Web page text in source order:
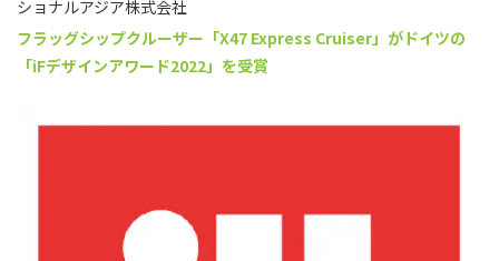
ショナルアジア株式会社
フラッグシップクルーザー「X47 Express Cruiser」がドイツの
「iFデザインアワード2022」を受賞